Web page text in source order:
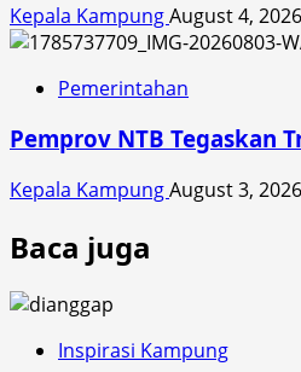
Kepala KampungAugust 4, 2026
Pemerintahan
Pemprov NTB Tegaskan
Kepala KampungAugust 3, 2026
Baca juga
Inspirasi Kampung